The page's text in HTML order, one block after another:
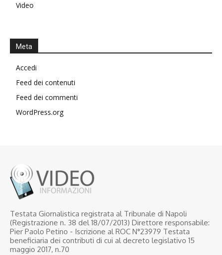
Video
Meta
Accedi
Feed dei contenuti
Feed dei commenti
WordPress.org
Testata Giornalistica registrata al Tribunale di Napoli
(Registrazione n. 38 del 18/07/2013) Direttore responsabile:
Pier Paolo Petino - Iscrizione al ROC N°23979 Testata
beneficiaria dei contributi di cui al decreto legislativo 15
maggio 2017, n.70